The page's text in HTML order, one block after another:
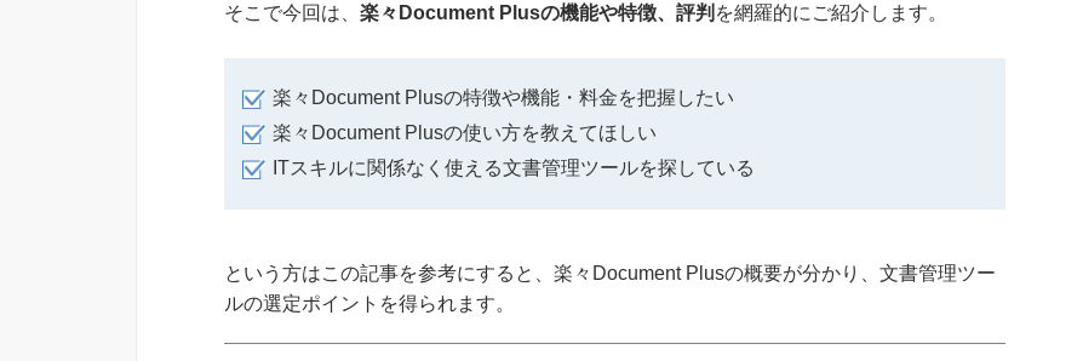
そこで今回は、 楽々Document Plusの機能や特徴、評判 を網羅的にご紹介します。
楽々Document Plusの特徴や機能・料金を把握したい
楽々Document Plusの使い方を教えてほしい
ITスキルに関係なく使える文書管理ツールを探している
という方はこの記事を参考にすると、楽々Document Plusの概要が分かり、文書管理ツー
ルの選定ポイントを得られます。